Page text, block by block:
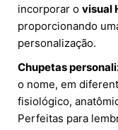
incorporar o visual
proporcionando
personalização.
Chupetas
o nome, em
fisiológico,
Perfeitas para